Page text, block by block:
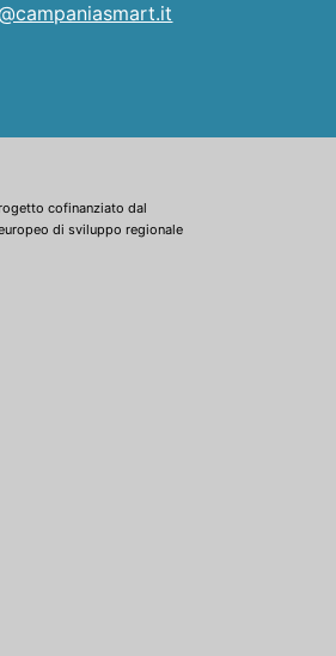
cofinanziato dal
di sviluppo regionale